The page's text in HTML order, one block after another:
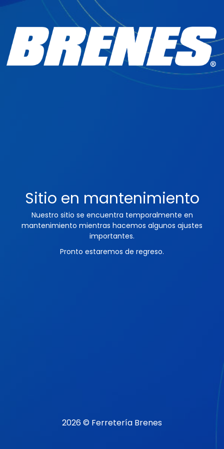
Sitio en mantenimiento
Nuestro sitio se encuentra temporalmente en
mantenimiento mientras hacemos algunos ajustes
importantes.
Pronto estaremos de regreso.
2026 © Ferretería Brenes